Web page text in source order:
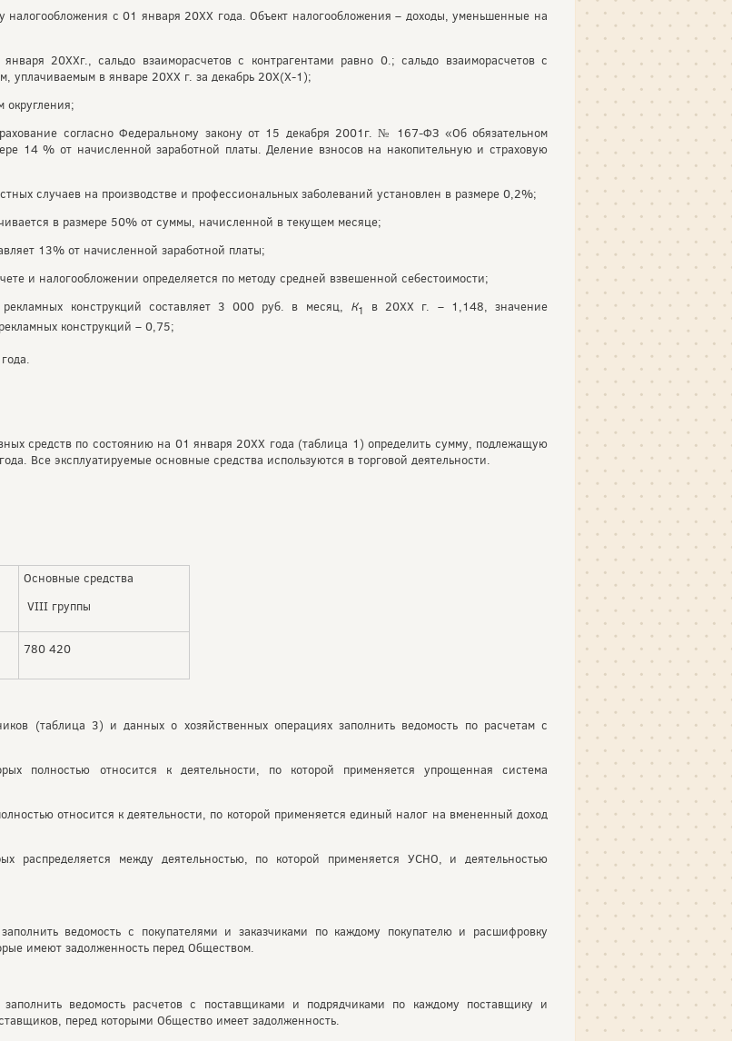
с 01 января 20ХХ года. Объект налогообложения – доходы, уменьшенные на
20ХХг., сальдо взаиморасчетов с контрагентами равно 0.; сальдо взаиморасчетов с
уплачиваемым в январе 20ХХ г. за декабрь 20Х(Х-1);
округления;
согласно Федеральному закону от 15 декабря 2001г. № 167-ФЗ «Об обязательном
14 % от начисленной заработной платы. Деление взносов на накопительную и страховую
случаев на производстве и профессиональных заболеваний установлен в размере 0,2%;
в размере 50% от суммы, начисленной в текущем месяце;
13% от начисленной заработной платы;
и налогообложении определяется по методу средней взвешенной себестоимости;
конструкций составляет 3 000 руб. в месяц, К1
в 20ХХ г. – 1,148, значение
конструкций – 0,75;
средств по состоянию на 01 января 20ХХ года (таблица 1) определить сумму, подлежащую
Все эксплуатируемые основные средства используются в торговой деятельности.
Основные средства
VIII группы
780 420
(таблица 3) и данных о хозяйственных операциях заполнить ведомость по расчетам с
полностью относится к деятельности, по которой применяется упрощенная система
относится к деятельности, по которой применяется единый налог на вмененный доход
распределяется между деятельностью, по которой применяется УСНО, и деятельностью
ведомость с покупателями и заказчиками по каждому покупателю и расшифровку
имеют задолженность перед Обществом.
ведомость расчетов с поставщиками и подрядчиками по каждому поставщику и
перед которыми Общество имеет задолженность.